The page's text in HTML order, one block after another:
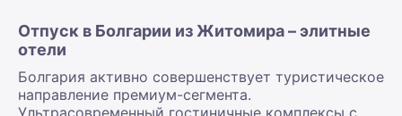
Отпуск в Болгарии из Житомира – элитные
отели
Болгария активно совершенствует туристическое
направление премиум-сегмента.
Ультрасовременный гостиничные комплексы с